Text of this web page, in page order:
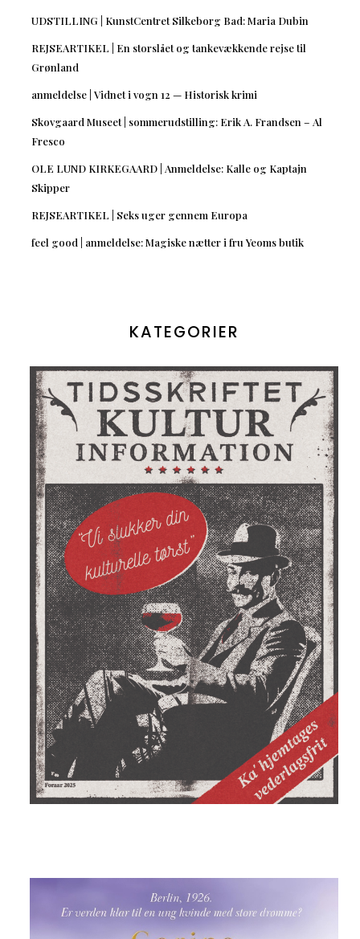
UDSTILLING | KunstCentret Silkeborg Bad: Maria Dubin
REJSEARTIKEL | En storslået og tankevækkende rejse til
Grønland
anmeldelse | Vidnet i vogn 12 — Historisk krimi
Skovgaard Museet | sommerudstilling: Erik A. Frandsen – Al
Fresco
OLE LUND KIRKEGAARD | Anmeldelse: Kalle og Kaptajn
Skipper
REJSEARTIKEL | Seks uger gennem Europa
feel good | anmeldelse: Magiske nætter i fru Yeoms butik
KATEGORIER